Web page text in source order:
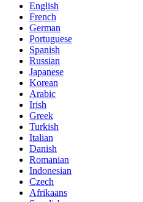
English
French
German
Portuguese
Spanish
Russian
Japanese
Korean
Arabic
Irish
Greek
Turkish
Italian
Danish
Romanian
Indonesian
Czech
Afrikaans